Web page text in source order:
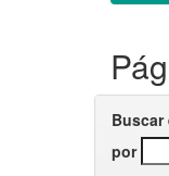
Buscar
por